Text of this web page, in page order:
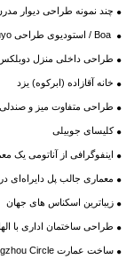
چند نمونه طراحی دیوار
طراحی داخلی منزل
خانه آقازاده (ابرکوه) یزد
طراحی متفاوت میز و
کلیسای جوبیلی
اینفوگرافی از آناتومی یک
معماری جالب پل دایراه‌ای
زیباترین اسکناس های جهان
طراحی ساختمان اداری با
ساخت عمارت Guangzhou Circle برگرفته از طرح سنتی فنگ شویی در چین